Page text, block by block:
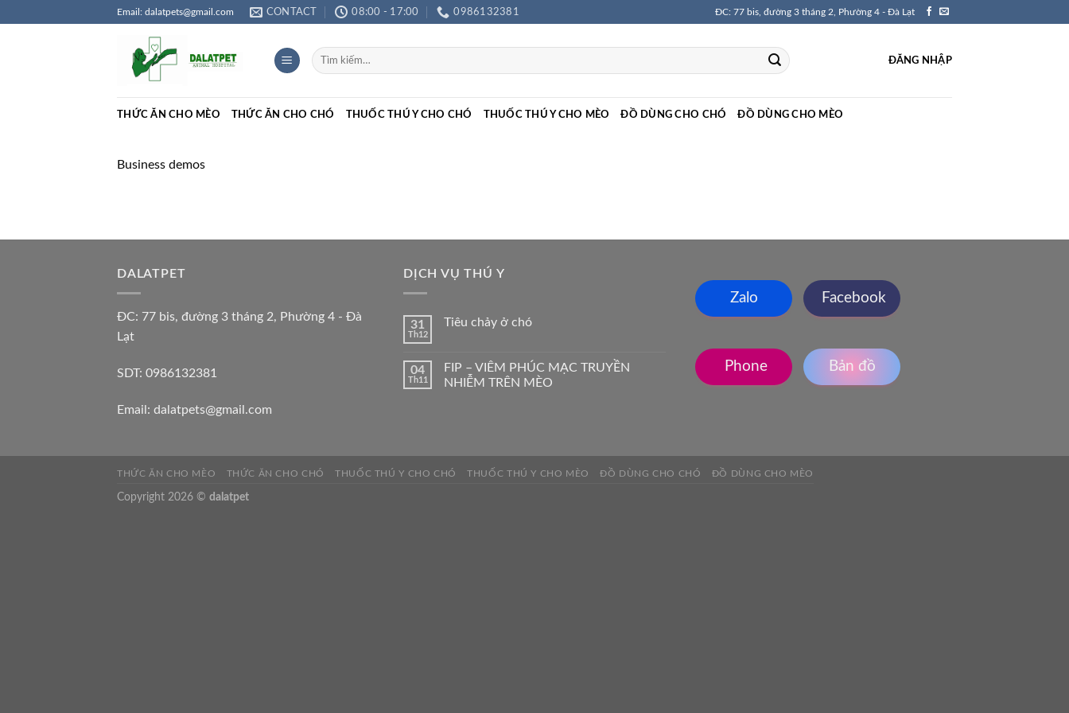
Email: dalatpets@gmail.com CONTACT 08:00 - 17:00 0986132381 ĐC: 77 bis, đường 3 tháng 2, Phường 4 - Đà Lạt
Tìm
kiếm:
ĐĂNG NHẬP
THỨC ĂN CHO MÈO THỨC ĂN CHO CHÓ THUỐC THÚ Y CHO CHÓ THUỐC THÚ Y CHO MÈO ĐỒ DÙNG CHO CHÓ ĐỒ DÙNG CHO MÈO
Business demos
DALATPET
ĐC: 77 bis, đường 3 tháng 2, Phường 4 - Đà
Lạt
SDT: 0986132381
Email: dalatpets@gmail.com
DỊCH VỤ THÚ Y
31
Th12
Tiêu chảy ở chó
04
Th11
FIP – VIÊM PHÚC MẠC TRUYỀN
NHIỄM TRÊN MÈO
Zalo Facebook
Phone Bản đồ
THỨC ĂN CHO MÈO THỨC ĂN CHO CHÓ THUỐC THÚ Y CHO CHÓ THUỐC THÚ Y CHO MÈO ĐỒ DÙNG CHO CHÓ ĐỒ DÙNG CHO MÈO
Copyright 2026 © dalatpet